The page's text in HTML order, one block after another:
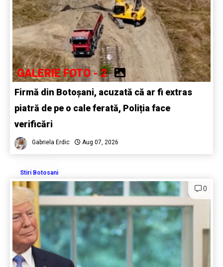
GALERIE FOTO - 2
Firmă din Botoșani, acuzată că ar fi extras
piatră de pe o cale ferată, Poliția face
verificări
Gabriela Erdic Aug 07, 2026
Stiri Botosani
0